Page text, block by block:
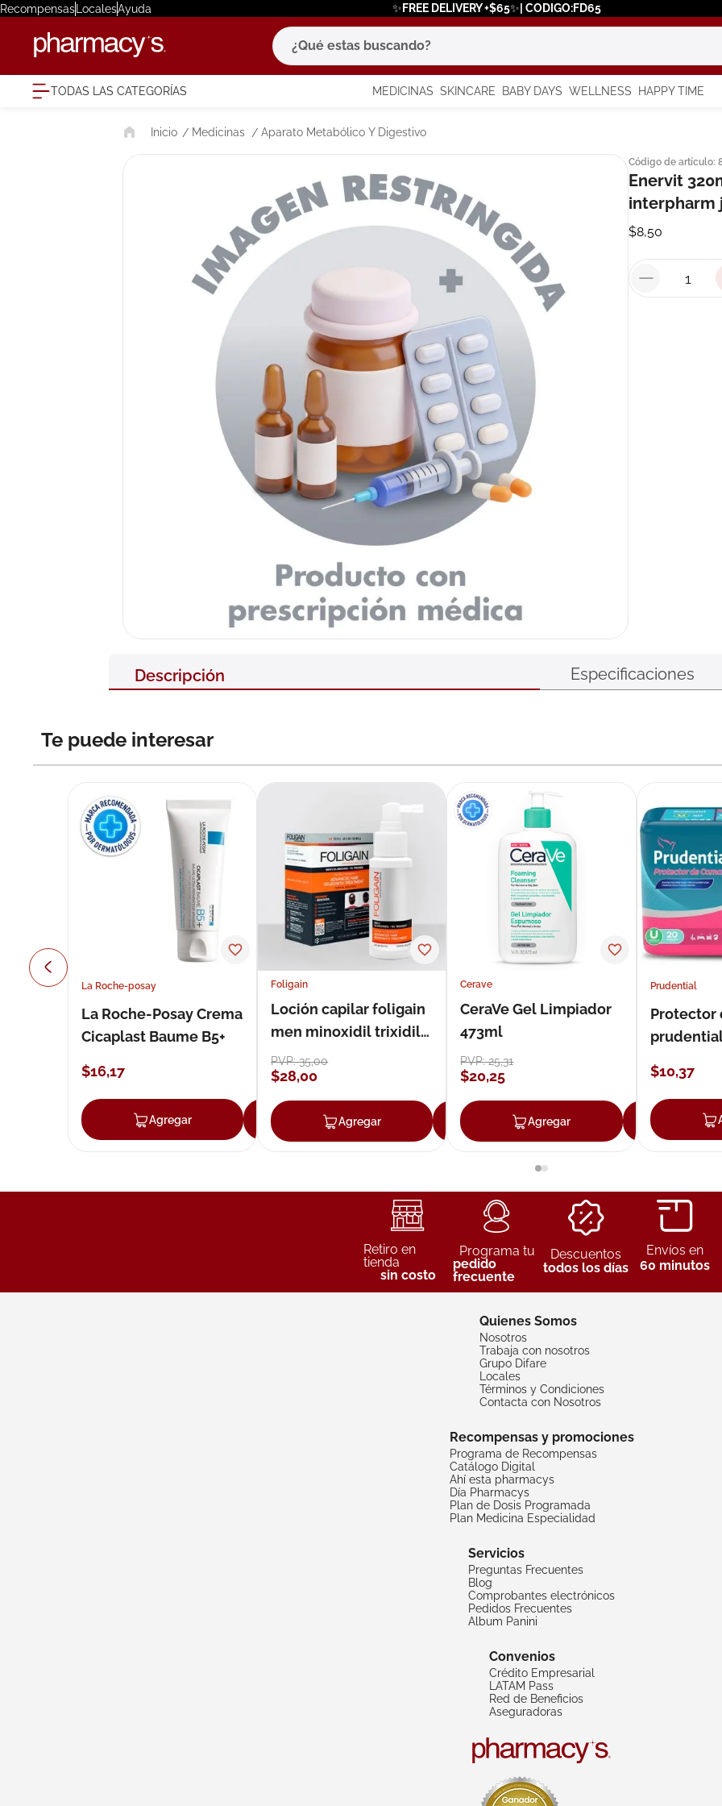
RecompensasLocalesAyuda ✨FREE DELIVERY +$65✨| CODIGO:FD65
¿Qué estas buscando?
TODAS LAS CATEGORÍAS MEDICINAS SKINCARE BABY DAYS WELLNESS HAPPY TIME
Medicinas Aparato Metabólico Y Digestivo
Código de artículo:
Enervit
interpharm
$8,50
Descripción Especificaciones
Te puede interesar
La Roche-posay
La Roche-Posay Crema
Cicaplast Baume B5+
$16,17
Agregar Agregar
Foligain
Loción capilar foligain
men minoxidil trixidil
loción 59 ml
PVP:35,00
$28,00
Agregar Agregar
Cerave
CeraVe Gel Limpiador
473ml
PVP:25,31
$20,25
Agregar
Prudential
Protector
$10,37
Retiro en
tienda
sin costo
Programa tu
pedido
frecuente
Descuentos
todos los días
Envíos en
60 minutos
Quienes Somos
Nosotros
Trabaja con nosotros
Grupo Difare
Locales
Términos y Condiciones
Contacta con Nosotros
Recompensas y promociones
Programa de Recompensas
Catálogo Digital
Ahí esta pharmacys
Día Pharmacys
Plan de Dosis Programada
Plan Medicina Especialidad
Servicios
Preguntas Frecuentes
Blog
Comprobantes electrónicos
Pedidos Frecuentes
Album Panini
Convenios
Crédito Empresarial
LATAM Pass
Red de Beneficios
Aseguradoras
términos más buscados
1. eucerin
3. bioderma
7.
. roche posay
9. megacistin
10 pañales